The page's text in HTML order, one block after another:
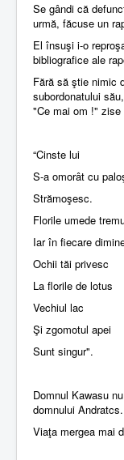
Se gândi că
urmă, făcuse un
El însuşi i-o
bibliografice ale
Fără să ştie nimic
subordonatului
"Ce mai om !"
“Cinste lui
S-a omorât cu
Strămoşesc.
Florile umede
Iar în fiecare
Ochii tăi privesc
La florile de lotus
Vechiul lac
Şi zgomotul apei
Sunt singur".
Domnul Kawasu
domnului Andratcs.
Viaţa mergea mai